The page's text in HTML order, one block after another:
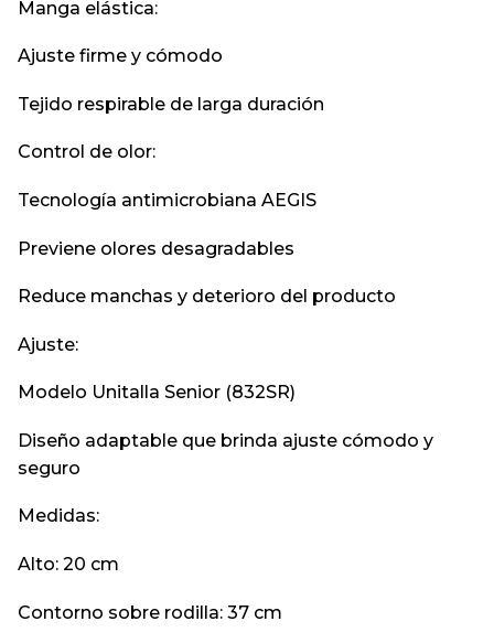
Manga elástica:
Ajuste firme y cómodo
Tejido respirable de larga duración
Control de olor:
Tecnología antimicrobiana AEGIS
Previene olores desagradables
Reduce manchas y deterioro del producto
Ajuste:
Modelo Unitalla Senior (832SR)
Diseño adaptable que brinda ajuste cómodo y
seguro
Medidas:
Alto: 20 cm
Contorno sobre rodilla: 37 cm